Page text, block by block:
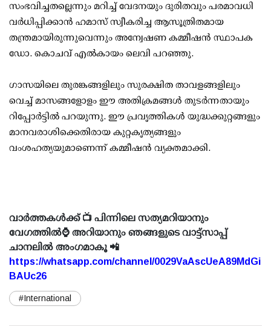
സംഭവിച്ചതല്ലെന്നും മറിച്ച് വേദനയും ദുരിതവും പരമാവധി
വര്‍ധിപ്പിക്കാന്‍ ഹമാസ് സ്വീകരിച്ച ആസൂത്രിതമായ
തന്ത്രമായിരുന്നുവെന്നും അന്വേഷണ കമ്മീഷന്‍ സ്ഥാപക
ഡോ. കൊചവ് എല്‍കായം ലെവി പറഞ്ഞു.
ഗാസയിലെ തുരങ്കങ്ങളിലും സുരക്ഷിത താവളങ്ങളിലും
വെച്ച് മാസങ്ങളോളം ഈ അതിക്രമങ്ങള്‍ തുടര്‍ന്നതായും
റിപ്പോര്‍ട്ടില്‍ പറയുന്നു. ഈ പ്രവൃത്തികള്‍ യുദ്ധക്കുറ്റങ്ങളും
മാനവരാശിക്കെതിരായ കുറ്റകൃത്യങ്ങളും
വംശഹത്യയുമാണെന്ന് കമ്മീഷന്‍ വ്യക്തമാക്കി.
വാർത്തകൾക്ക് 📺 പിന്നിലെ സത്യമറിയാനും
വേഗത്തിൽ⌚ അറിയാനും ഞങ്ങളുടെ വാട്ട്സാപ്പ്
ചാനലിൽ അംഗമാകൂ 📲
https://whatsapp.com/channel/0029VaAscUeA89MdGi
BAUc26
#International